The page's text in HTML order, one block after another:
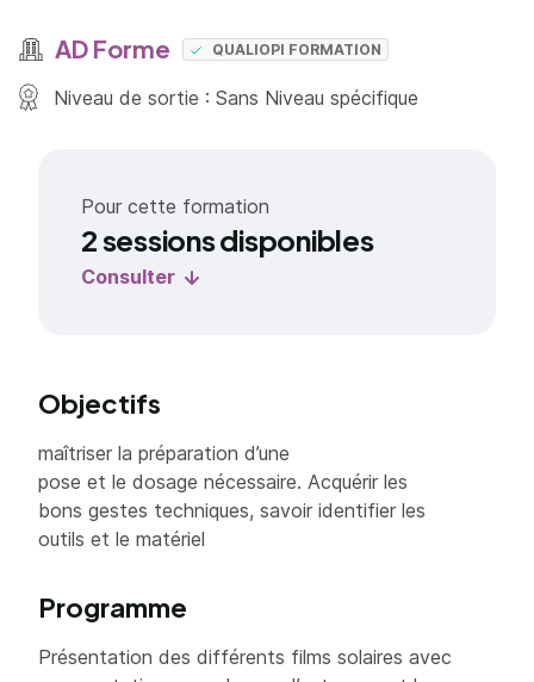
AD Forme QUALIOPI FORMATION
Niveau de sortie : Sans Niveau spécifique
Pour cette formation
2 sessions disponibles
Consulter
Objectifs
maîtriser la préparation d’une
pose et le dosage nécessaire. Acquérir les
bons gestes techniques, savoir identifier les
outils et le matériel
Programme
Présentation des différents films solaires avec